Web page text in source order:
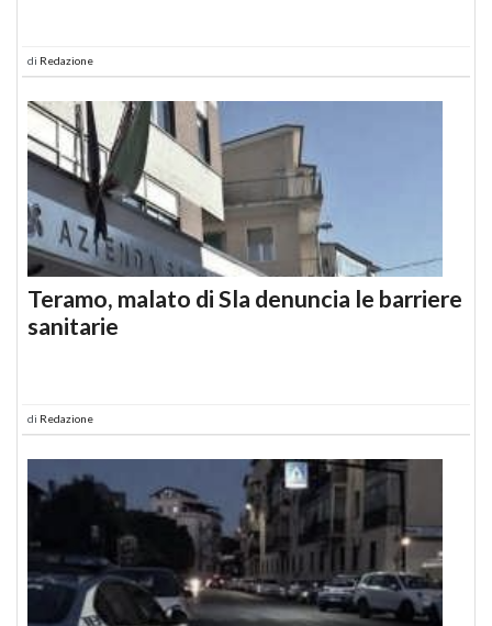
di Redazione
Teramo, malato di Sla denuncia le barriere
sanitarie
di Redazione